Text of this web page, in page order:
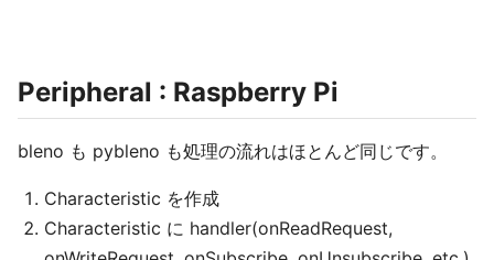
Peripheral : Raspberry Pi
bleno も pybleno も処理の流れはほとんど同じです。
Characteristic を作成
Characteristic に handler(onReadRequest,